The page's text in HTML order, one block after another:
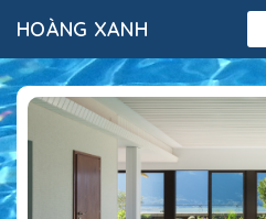
HOÀNG XANH
Add Your Heading